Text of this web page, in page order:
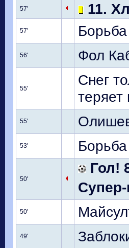
57' 11.
57'
56' Фол
55'
Снег
55'
53'
50'
Гол!
50'
49'